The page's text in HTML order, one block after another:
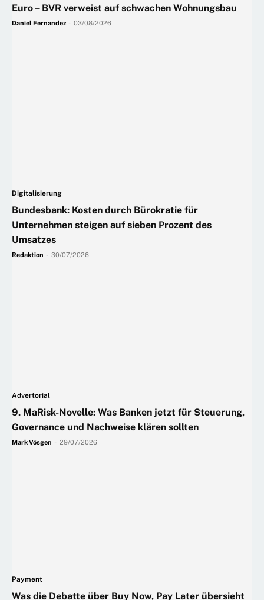
Euro – BVR verweist auf schwachen Wohnungsbau
Daniel Fernandez 03/08/2026
Digitalisierung
Bundesbank: Kosten durch Bürokratie für
Unternehmen steigen auf sieben Prozent des
Umsatzes
Redaktion 30/07/2026
Advertorial
9. MaRisk-Novelle: Was Banken jetzt für Steuerung,
Governance und Nachweise klären sollten
Mark Vösgen 29/07/2026
Payment
Was die Debatte über Buy Now, Pay Later übersieht